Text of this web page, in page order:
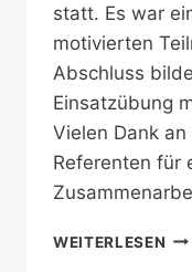
statt. Es war
motivierten
Abschluss
Einsatzübung
Vielen Dank
Referenten für
WEITERLESEN